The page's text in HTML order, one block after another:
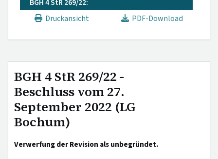
BGH 4 StR 269/22:
Druckansicht
PDF-Download
BGH 4 StR 269/22 -
Beschluss vom 27.
September 2022 (LG
Bochum)
Verwerfung der Revision als unbegründet.